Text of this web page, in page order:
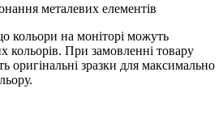
металевих елементів
кольори на моніторі можуть
кольорів. При замовленні товару
оригінальні зразки для максимально